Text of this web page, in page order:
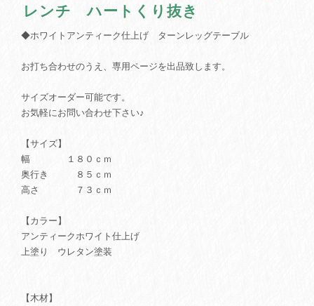
レンチ ハートくり抜き
◆ホワイトアンティーク仕上げ ターンレッグテーブル
お打ち合わせのうえ、専用ページを出品致します。
サイズオーダー可能です。
お気軽にお問い合わせ下さい♪
【サイズ】
幅 １８０ｃｍ
奥行き ８５ｃｍ
高さ ７３ｃｍ
【カラー】
アンティークホワイト仕上げ
上塗り ウレタン塗装
【木材】